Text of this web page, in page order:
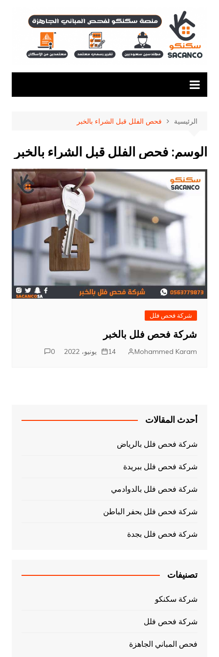
المحتوى
الرئيسية فحص الفلل قبل الشراء بالخبر
الوسم: فحص الفلل قبل الشراء بالخبر
شركة فحص فلل
شركة فحص فلل بالخبر
Mohammed Karam 14 يونيو، 2022 0
أحدث المقالات
شركة فحص فلل بالرياض
شركة فحص فلل ببريدة
شركة فحص فلل بالدوادمي
شركة فحص فلل بحفر الباطن
شركة فحص فلل بجدة
تصنيفات
شركة سكنكو
شركة فحص فلل
فحص المباني الجاهزة